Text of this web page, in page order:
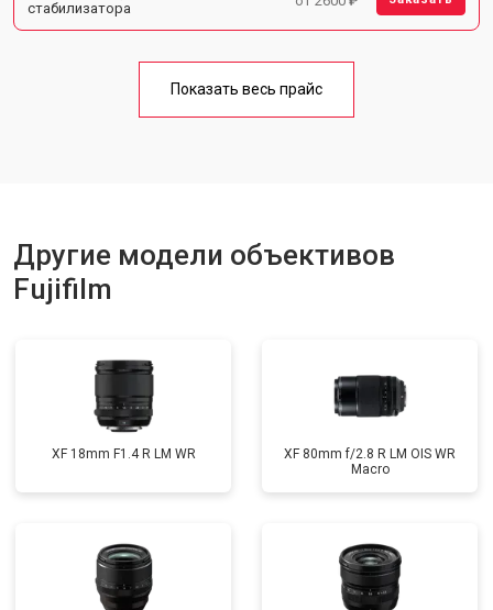
стабилизатора
Показать весь прайс
Другие модели объективов
Fujifilm
XF 18mm F1.4 R LM WR
XF 80mm f/2.8 R LM OIS WR
Macro